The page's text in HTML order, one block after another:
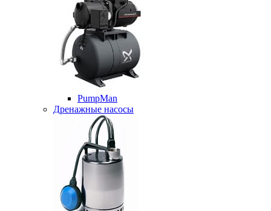
PumpMan
Дренажные насосы